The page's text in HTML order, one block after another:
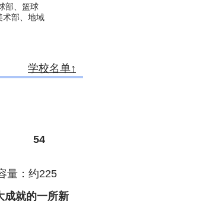
部、篮球
术部、地域
学校名单↑
54
量：约225
成就的一所新